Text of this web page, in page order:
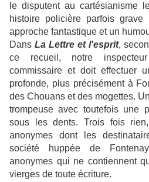
le disputent au cartésianisme
histoire policière parfois
approche fantastique et un
Dans La Lettre et l'esprit,
ce recueil, notre
commissaire et doit effectuer
profonde, plus précisément à
des Chouans et des mogettes.
trompeuse avec toutefois une
sous les dents. Trois fois
anonymes dont les
société huppée de
anonymes qui ne contiennent
vierges de toute écriture.